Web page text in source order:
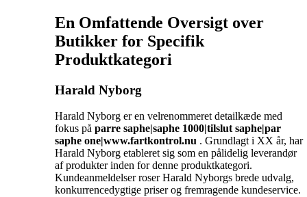
En Omfattende Oversigt over
Butikker for Specifik
Produktkategori
Harald Nyborg
Harald Nyborg er en velrenommeret detailkæde med
fokus på parre saphe|saphe 1000|tilslut saphe|par
saphe one|www.fartkontrol.nu . Grundlagt i XX år, har
Harald Nyborg etableret sig som en pålidelig leverandør
af produkter inden for denne produktkategori.
Kundeanmeldelser roser Harald Nyborgs brede udvalg,
konkurrencedygtige priser og fremragende kundeservice.